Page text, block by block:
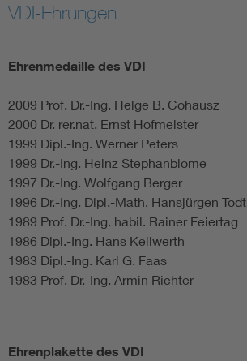
Microelectronics
VDI-Ehrungen
Ehrenmedaille des VDI
2009 Prof. Dr.-Ing. Helge B. Cohausz
2000 Dr. rer.nat. Ernst Hofmeister
1999 Dipl.-Ing. Werner Peters
1999 Dr.-Ing. Heinz Stephanblome
1997 Dr.-Ing. Wolfgang Berger
1996 Dr.-Ing. Dipl.-Math. Hansjürgen Todt
1989 Prof. Dr.-Ing. habil. Rainer Feiertag
1986 Dipl.-Ing. Hans Keilwerth
1983 Dipl.-Ing. Karl G. Faas
1983 Prof. Dr.-Ing. Armin Richter
Ehrenplakette des VDI